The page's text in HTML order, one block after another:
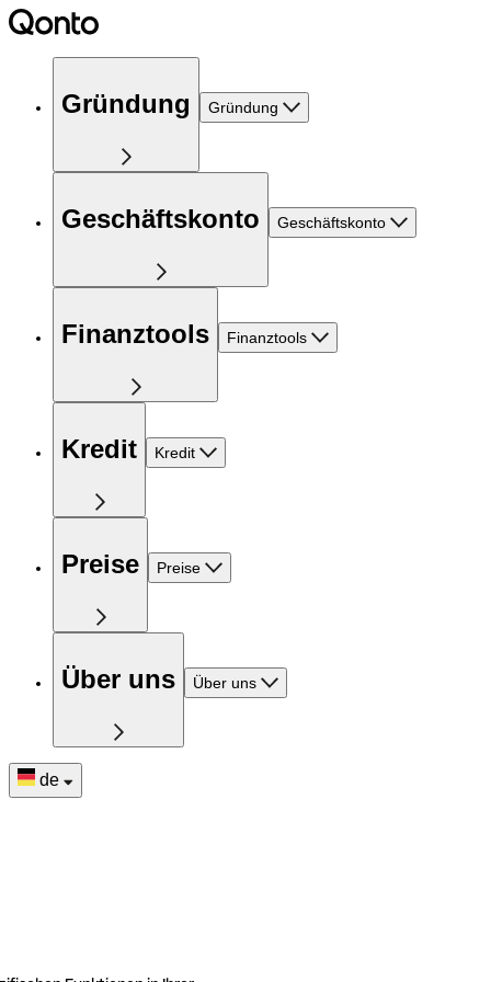
Gründung Gründung
Geschäftskonto Geschäftskonto
Finanztools Finanztools
Kredit Kredit
Preise Preise
Über uns Über uns
de